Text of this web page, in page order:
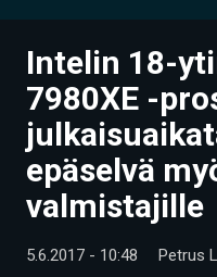
UUTISET
ARTIKKELIT
VIDEOT
TECHBBS
TIETOA
Intelin 18-
7980XE -
epäselvä
valmistajille
5.6.2017 - 10:48 Petrus